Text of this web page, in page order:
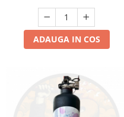
ADAUGA IN COS